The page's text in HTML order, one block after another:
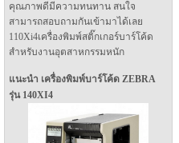
คุณภาพดีมีความทนทาน สนใจ
สามารถสอบถามกันเข้ามาได้เลย
110Xi4เครื่องพิมพ์สติ๊กเกอร์บาร์โค้ด
สำหรับงานอุตสาหกรรมหนัก
แนะนำ เครื่องพิมพ์บาร์โค้ด ZEBRA
รุ่น 140XI4